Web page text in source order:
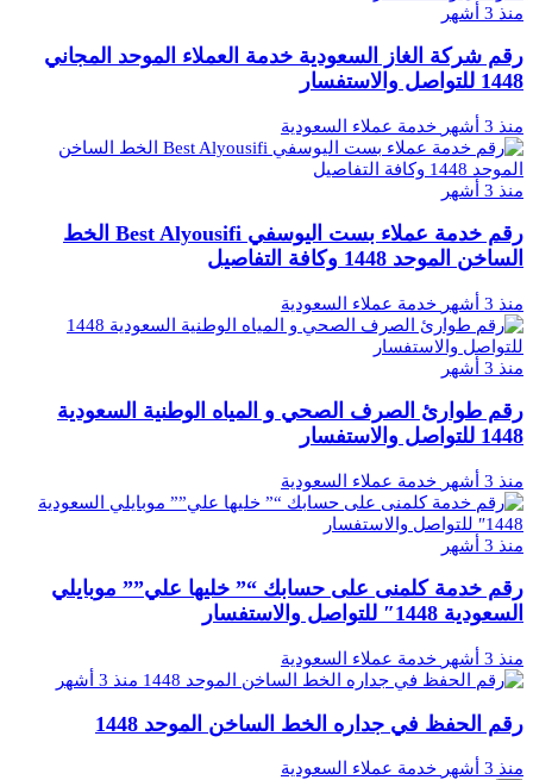
منذ 3 أشهر
رقم شركة الغاز السعودية خدمة العملاء الموحد المجاني
1448 للتواصل والاستفسار
منذ 3 أشهر خدمة عملاء السعودية
منذ 3 أشهر
رقم خدمة عملاء بست اليوسفي Best Alyousifi الخط
الساخن الموحد 1448 وكافة التفاصيل
منذ 3 أشهر خدمة عملاء السعودية
منذ 3 أشهر
رقم طوارئ الصرف الصحي و المياه الوطنية السعودية
1448 للتواصل والاستفسار
منذ 3 أشهر خدمة عملاء السعودية
منذ 3 أشهر
رقم خدمة كلمنى على حسابك “” خليها علي”” موبايلي
السعودية 1448″ للتواصل والاستفسار
منذ 3 أشهر
خدمة عملاء السعودية
منذ 3 أشهر
رقم الحفظ في جداره الخط الساخن الموحد 1448
منذ 3 أشهر خدمة عملاء السعودية